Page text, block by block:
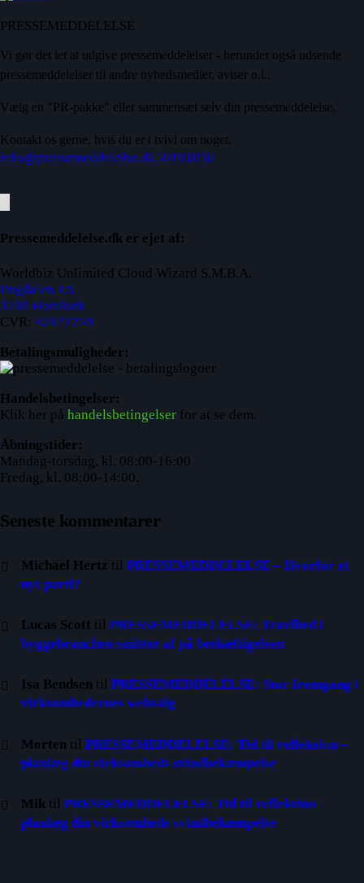
PRESSEMEDDELELSE
Vi gør det let at udgive pressemeddelelser - herunder også udsende
pressemeddelelser til andre nyhedsmedier, aviser o.l..
Vælg en "PR-pakke" eller sammensæt selv din pressemeddelelse.
Kontakt os gerne, hvis du er i tvivl om noget.
info@pressemeddelelse.dk50191050
Pressemeddelelse.dk er ejet af:
Worldbiz Unlimited Cloud Wizard S.M.B.A.
Engdalen 4A
3100 Hornbæk
CVR: 32477259
Betalingsmuligheder:
Handelsbetingelser:
Klik her på handelsbetingelser for at se dem.
Åbningstider:
Mandag-torsdag, kl. 08:00-16:00
Fredag, kl. 08:00-14:00.
Seneste kommentarer
Michael Hertz tilPRESSEMEDDELELSE – Hvorfor et
nyt parti?
Lucas Scott tilPRESSEMEDDELELSE: Travlhed i
byggebranchen smitter af på beskæftigelsen
Isa Bendsen tilPRESSEMEDDELELSE: Stor fremgang i
virksomhedernes websalg
Morten tilPRESSEMEDDELELSE: Tid til refleksion –
planlæg din virksomheds svindbekæmpelse
Mik tilPRESSEMEDDELELSE: Tid til refleksion –
planlæg din virksomheds svindbekæmpelse